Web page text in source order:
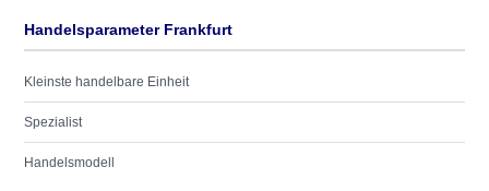
Handelsparameter Frankfurt
Kleinste handelbare Einheit
Spezialist
Handelsmodell